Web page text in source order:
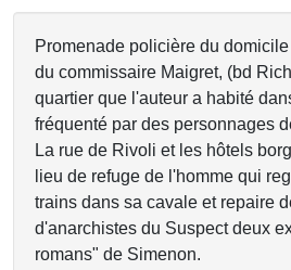
Promenade policière du
du commissaire Maigret, (bd
quartier que l'auteur a habité
fréquenté par des personnages
La rue de Rivoli et les hôtels
lieu de refuge de l'homme qui
trains dans sa cavale et repaire
d'anarchistes du Suspect deux
romans" de Simenon.